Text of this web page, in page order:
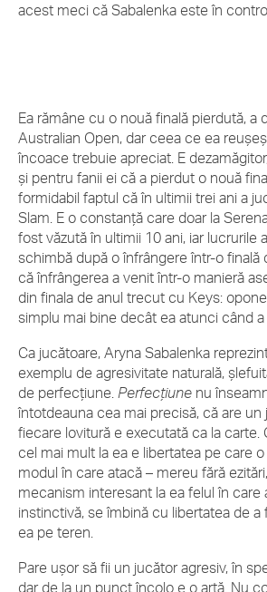
acest meci că Sabalenka este în
Ea rămâne cu o nouă finală pierdută, a
Australian Open, dar ceea ce ea
încoace trebuie apreciat. E
și pentru fanii ei că a pierdut o nouă
formidabil faptul că în ultimii trei ani a
Slam. E o constanță care doar la
fost văzută în ultimii 10 ani, iar lucrurile
schimbă după o înfrângere într-o finală
că înfrângerea a venit într-o manieră
din finala de anul trecut cu Keys:
simplu mai bine decât ea atunci când
Ca jucătoare, Aryna Sabalenka
exemplu de agresivitate naturală,
de perfecțiune. Perfecțiune nu
întotdeauna cea mai precisă, că are un
fiecare lovitură e executată ca la carte.
cel mai mult la ea e libertatea pe care
modul în care atacă – mereu fără
mecanism interesant la ea felul în care
instinctivă, se îmbină cu libertatea de
ea pe teren.
Pare ușor să fii un jucător agresiv, în
dar de la un punct încolo e o artă. Nu